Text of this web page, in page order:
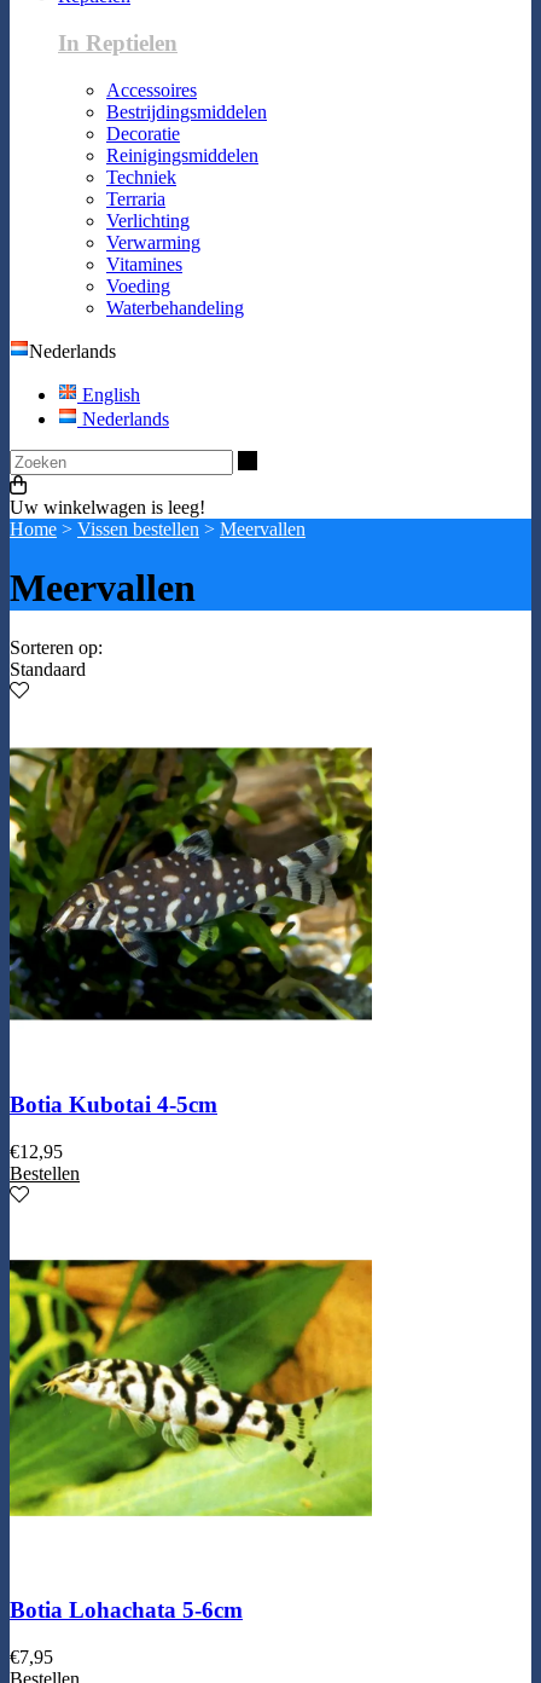
In Reptielen
Accessoires
Bestrijdingsmiddelen
Decoratie
Reinigingsmiddelen
Techniek
Terraria
Verlichting
Verwarming
Vitamines
Voeding
Waterbehandeling
Nederlands
English
Nederlands
Uw winkelwagen is leeg!
Home > Vissen bestellen > Meervallen
Meervallen
Sorteren op:
Standaard
Botia Kubotai 4-5cm
€12,95
Bestellen
Botia Lohachata 5-6cm
€7,95
Bestellen